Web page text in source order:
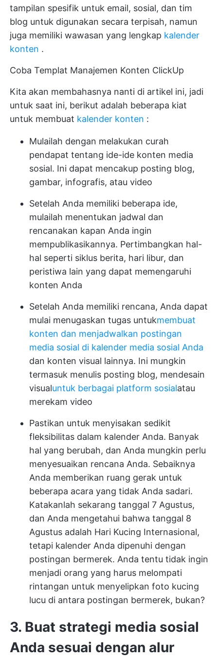
tampilan spesifik untuk email, sosial, dan tim
blog untuk digunakan secara terpisah, namun
juga memiliki wawasan yang lengkap kalender
konten .
Coba Templat Manajemen Konten ClickUp
Kita akan membahasnya nanti di artikel ini, jadi
untuk saat ini, berikut adalah beberapa kiat
untuk membuat kalender konten :
Mulailah dengan melakukan curah
pendapat tentang ide-ide konten media
sosial. Ini dapat mencakup posting blog,
gambar, infografis, atau video
Setelah Anda memiliki beberapa ide,
mulailah menentukan jadwal dan
rencanakan kapan Anda ingin
mempublikasikannya. Pertimbangkan hal-
hal seperti siklus berita, hari libur, dan
peristiwa lain yang dapat memengaruhi
konten Anda
Setelah Anda memiliki rencana, Anda dapat
mulai menugaskan tugas untukmembuat
konten dan menjadwalkan postingan
media sosial di kalender media sosial Anda
dan konten visual lainnya. Ini mungkin
termasuk menulis posting blog, mendesain
visualuntuk berbagai platform sosialatau
merekam video
Pastikan untuk menyisakan sedikit
fleksibilitas dalam kalender Anda. Banyak
hal yang berubah, dan Anda mungkin perlu
menyesuaikan rencana Anda. Sebaiknya
Anda memberikan ruang gerak untuk
beberapa acara yang tidak Anda sadari.
Katakanlah sekarang tanggal 7 Agustus,
dan Anda mengetahui bahwa tanggal 8
Agustus adalah Hari Kucing Internasional,
tetapi kalender Anda dipenuhi dengan
postingan bermerek. Anda tentu tidak ingin
menjadi orang yang harus melompati
rintangan untuk menyelipkan foto kucing
lucu di antara postingan bermerek, bukan?
3. Buat strategi media sosial
Anda sesuai dengan alur